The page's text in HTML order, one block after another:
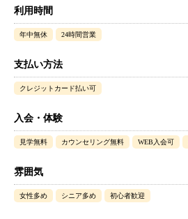
利用時間
年中無休 24時間営業
支払い方法
クレジットカード払い可
入会・体験
見学無料 カウンセリング無料 WEB入会可
雰囲気
女性多め シニア多め 初心者歓迎